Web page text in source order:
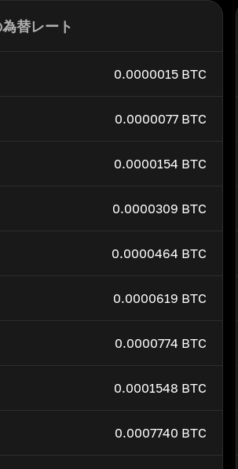
替レート
0.0000015 BTC
0.0000077 BTC
0.0000154 BTC
0.0000309 BTC
0.0000464 BTC
0.0000619 BTC
0.0000774 BTC
0.0001548 BTC
0.0007740 BTC